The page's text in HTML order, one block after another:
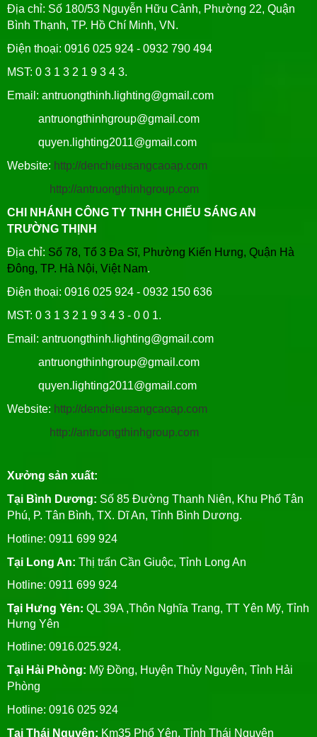
Địa chỉ: Số 180/53 Nguyễn Hữu Cảnh, Phường 22, Quận
Bình Thạnh, TP. Hồ Chí Minh, VN.
Điện thoại: 0916 025 924 - 0932 790 494
MST: 0 3 1 3 2 1 9 3 4 3.
Email: antruongthinh.lighting@gmail.com
antruongthinhgroup@gmail.com
quyen.lighting2011@gmail.com
Website: http://denchieusangcaoap.com
http://antruongthinhgroup.com
CHI NHÁNH CÔNG TY TNHH CHIẾU SÁNG AN
TRƯỜNG THỊNH
Địa chỉ: Số 78, Tổ 3 Đa Sĩ, Phường Kiến Hưng, Quận Hà
Đông, TP. Hà Nội, Việt Nam.
Điện thoại: 0916 025 924 - 0932 150 636
MST: 0 3 1 3 2 1 9 3 4 3 - 0 0 1.
Email: antruongthinh.lighting@gmail.com
antruongthinhgroup@gmail.com
quyen.lighting2011@gmail.com
Website: http://denchieusangcaoap.com
http://antruongthinhgroup.com
Xưởng sản xuất:
Tại Bình Dương: Số 85 Đường Thanh Niên, Khu Phố Tân
Phú, P. Tân Bình, TX. Dĩ An, Tỉnh Bình Dương.
Hotline: 0911 699 924
Tại Long An: Thị trấn Cần Giuộc, Tỉnh Long An
Hotline: 0911 699 924
Tại Hưng Yên: QL 39A ,Thôn Nghĩa Trang, TT Yên Mỹ, Tỉnh
Hưng Yên
Hotline: 0916.025.924.
Tại Hải Phòng: Mỹ Đồng, Huyện Thủy Nguyên, Tỉnh Hải
Phòng
Hotline: 0916 025 924
Tại Thái Nguyên: Km35 Phổ Yên, Tỉnh Thái Nguyên